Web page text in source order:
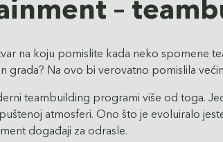
–
na koju pomislite kada neko spomene
grada? Na ovo bi verovatno pomislila
teambuilding programi više od toga.
atmosferi. Ono što je evoluiralo
događaji za odrasle.